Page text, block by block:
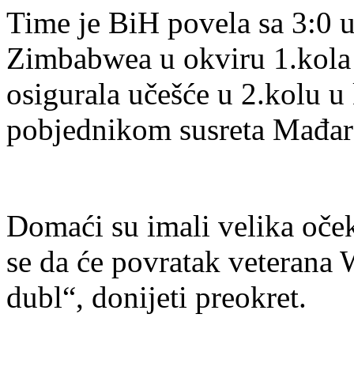
Time je BiH povela sa 3:0
Zimbabwea u okviru
osigurala učešće u 2.kolu
pobjednikom susreta
Domaći su imali velika
se da će povratak veterana
dubl“, donijeti preokret.